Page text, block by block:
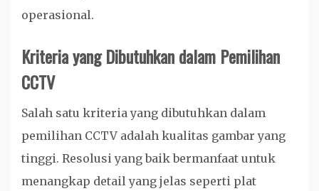
operasional.
Kriteria yang Dibutuhkan dalam Pemilihan
CCTV
Salah satu kriteria yang dibutuhkan dalam
pemilihan CCTV adalah kualitas gambar yang
tinggi. Resolusi yang baik bermanfaat untuk
menangkap detail yang jelas seperti plat